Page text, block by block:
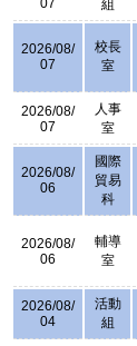
07
組
2026/08/
07
校長
室
2026/08/
07
人事
室
2026/08/
06
國際
貿易
科
2026/08/
06
輔導
室
2026/08/
04
活動
組